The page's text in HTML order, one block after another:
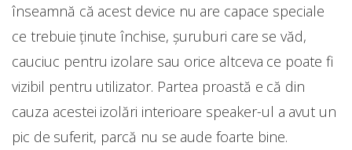
înseamnă că acest device nu are capace speciale
ce trebuie ținute închise, șuruburi care se văd,
cauciuc pentru izolare sau orice altceva ce poate fi
vizibil pentru utilizator. Partea proastă e că din
cauza acestei izolări interioare speaker-ul a avut un
pic de suferit, parcă nu se aude foarte bine.